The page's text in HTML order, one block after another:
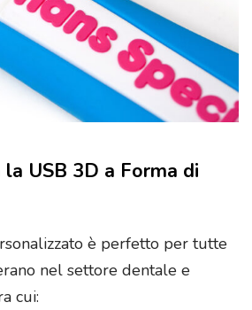
USB 3D a Forma di
è perfetto per tutte
nel settore dentale e
cui: